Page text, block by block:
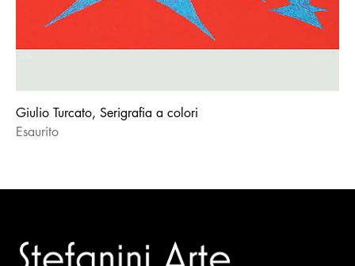
Giulio Turcato, Serigrafia a colori
Esaurito